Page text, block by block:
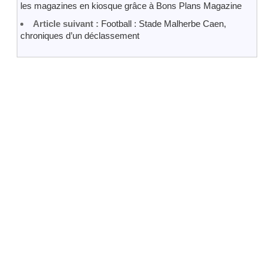
les magazines en kiosque grâce à Bons Plans Magazine
Article suivant : Football : Stade Malherbe Caen,
chroniques d’un déclassement